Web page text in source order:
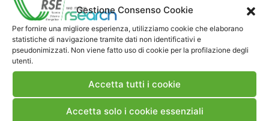
Gestione Consenso Cookie
Per fornire una migliore esperienza, utilizziamo cookie che elaborano
statistiche di navigazione tramite dati non identificativi e
pseudonimizzati. Non viene fatto uso di cookie per la profilazione degli
utenti.
Accetta tutti i cookie
Accetta solo i cookie essenziali
sperimentali). Le ragioni di tale limitato successo
sono molteplici. In uno studio dell’ENEL, che
negli ultimi anni è stata attiva nella promozione
delle elettrotecnologie in Italia con incontri e
contatti con diverse aziende fornitrici ed
utilizzatrici d’impianti, sono stati evidenziati
diversi problemi e motivazioni per la scarsa
diffusione della CMV legati al costo elevato